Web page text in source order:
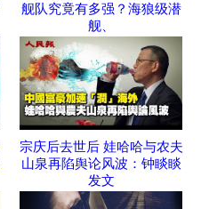
舰队究竟有多强？海狼级潜
舰、
宗庆后去世后 娃哈哈与农夫
山泉再陷舆论风波：钟睒睒
发文